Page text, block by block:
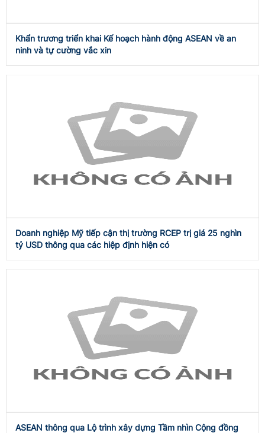
Khẩn trương triển khai Kế hoạch hành động ASEAN về an
ninh và tự cường vắc xin
Doanh nghiệp Mỹ tiếp cận thị trường RCEP trị giá 25 nghìn
tỷ USD thông qua các hiệp định hiện có
ASEAN thông qua Lộ trình xây dựng Tầm nhìn Cộng đồng